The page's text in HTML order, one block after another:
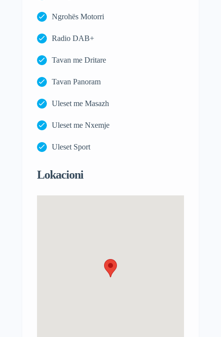
Ngrohës Motorri
Radio DAB+
Tavan me Dritare
Tavan Panoram
Uleset me Masazh
Uleset me Nxemje
Uleset Sport
Lokacioni